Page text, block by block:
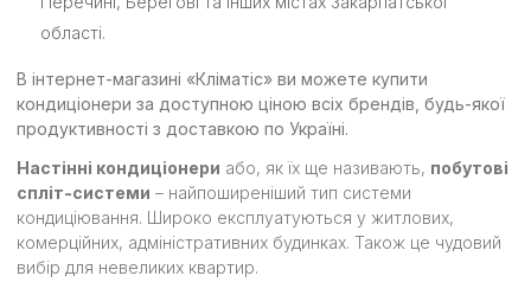
області.
В інтернет-магазині «Кліматіс» ви можете купити
кондиціонери за доступною ціною всіх брендів, будь-якої
продуктивності з доставкою по Україні.
Настінні кондиціонери або, як їх ще називають, побутові
спліт-системи – найпоширеніший тип системи
кондиціювання. Широко експлуатуються у житлових,
комерційних, адміністративних будинках. Також це чудовий
вибір для невеликих квартир.